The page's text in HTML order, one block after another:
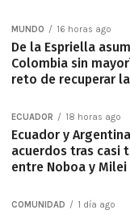
MUNDO 16 horas ago
De la Espriella
Colombia sin
reto de recuperar
ECUADOR 18 horas ago
Ecuador y
acuerdos tras casi
entre Noboa y Milei
COMUNIDAD 1 día ago